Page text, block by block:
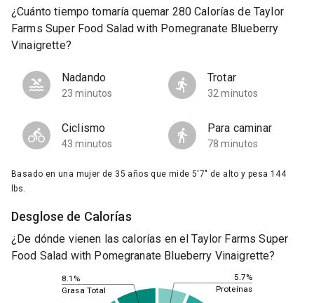
¿Cuánto tiempo tomaría quemar 280 Calorías de Taylor
Farms Super Food Salad with Pomegranate Blueberry
Vinaigrette?
Nadando
23 minutos
Trotar
32 minutos
Ciclismo
43 minutos
Para caminar
78 minutos
Basado en una mujer de 35 años que mide 5'7" de alto y pesa 144
lbs.
Desglose de Calorías
¿De dónde vienen las calorías en el Taylor Farms Super
Food Salad with Pomegranate Blueberry Vinaigrette?
5.7%
8.1%
Proteínas
Grasa Total